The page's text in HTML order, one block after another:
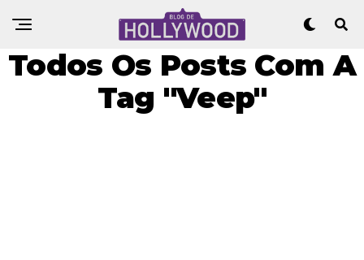
Todos Os Posts Com A
Tag "Veep"